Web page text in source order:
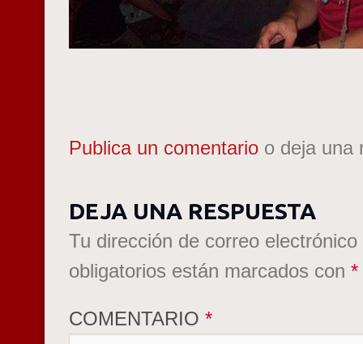
Publica un comentario o deja una
DEJA UNA RESPUESTA
Tu dirección de correo
obligatorios están marcados con *
COMENTARIO *